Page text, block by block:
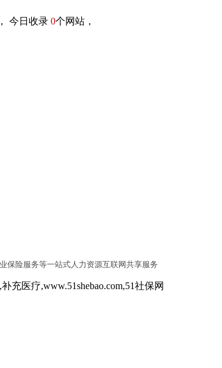
今日收录 0个网站，
保险服务等一站式人力资源互联网共享服务
医疗,www.51shebao.com,51社保网